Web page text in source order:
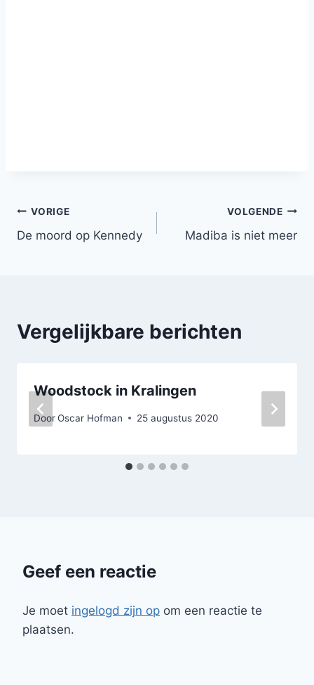
Bericht
navigatie
VORIGE
De moord op Kennedy
VOLGENDE
Madiba is niet meer
Vergelijkbare berichten
Woodstock in Kralingen
DoorOscar Hofman 25 augustus 2020
Geef een reactie
Je moet ingelogd zijn op om een reactie te
plaatsen.